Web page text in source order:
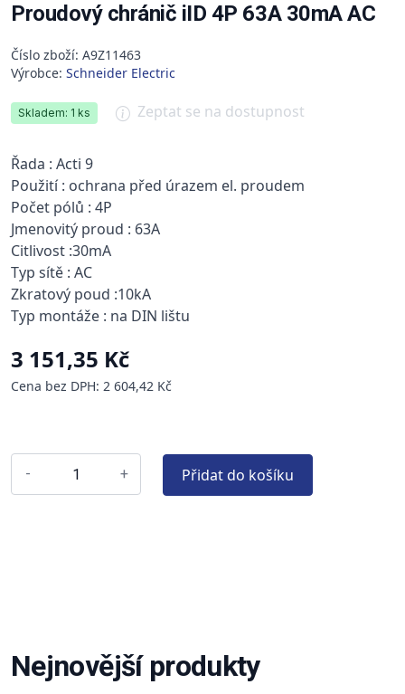
Proudový chránič iID 4P 63A 30mA AC
Číslo zboží: A9Z11463
Výrobce: Schneider Electric
Skladem: 1 ks Zeptat se na dostupnost
Řada : Acti 9
Použití : ochrana před úrazem el. proudem
Počet pólů : 4P
Jmenovitý proud : 63A
Citlivost :30mA
Typ sítě : AC
Zkratový poud :10kA
Typ montáže : na DIN lištu
3 151,35 Kč
Cena bez DPH: 2 604,42 Kč
- + Přidat do košíku
Nejnovější produkty